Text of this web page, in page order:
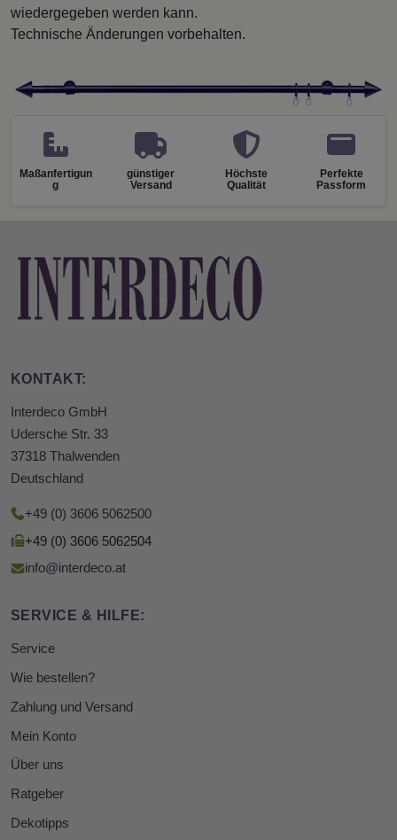
wiedergegeben werden kann.
Technische Änderungen vorbehalten.
Maßanfertigun
g
günstiger
Versand
Höchste
Qualität
Perfekte
Passform
KONTAKT:
Interdeco GmbH
Udersche Str. 33
37318 Thalwenden
Deutschland
+49 (0) 3606 5062500
+49 (0) 3606 5062504
info@interdeco.at
SERVICE & HILFE:
Service
Wie bestellen?
Zahlung und Versand
Mein Konto
Über uns
Ratgeber
Dekotipps